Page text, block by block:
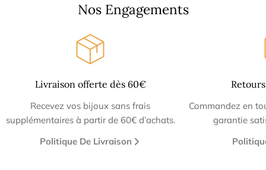
Nos Engagements
Livraison offerte dès 60€
Recevez vos bijoux sans frais
supplémentaires à partir de 60€ d’achats.
Politique De Livraison
Commandez en
garantie